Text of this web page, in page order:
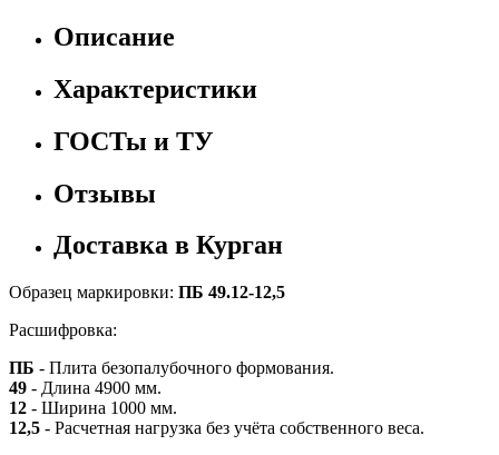
Описание
Характеристики
ГОСТы и ТУ
Отзывы
Доставка в Курган
Образец маркировки: ПБ 49.12-12,5
Расшифровка:
ПБ - Плита безопалубочного формования.
49 - Длина 4900 мм.
12 - Ширина 1000 мм.
12,5 - Расчетная нагрузка без учёта собственного веса.